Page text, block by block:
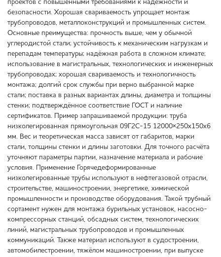
проектов с повышенными требованиями к надёжности и
безопасности. Хорошая свариваемость упрощает монтаж
трубопроводов, металлоконструкций и промышленных систем.
Основные преимущества: прочность выше, чем у обычной
углеродистой стали; устойчивость к механическим нагрузкам и
перепадам температуры; надёжная работа в сложном климате;
использование в магистральных, технологических и инженерных
трубопроводах; хорошая свариваемость и технологичность
монтажа; долгий срок службы при верно выбранной марке
стали; поставка в разных вариантах длины, диаметра и толщины
стенки; подтверждённое соответствие ГОСТ и наличие
сертификатов. Пример запрашиваемой продукции: труба
низколегированная прямоугольная 09Г2С-15 12000×250х150х6
мм. Вес и теоретическая масса зависят от габаритов, марки
стали, толщины стенки и длины заготовки. Для точного расчёта
уточняют параметры партии, назначение материала и рабочие
условия. Применение Горячедеформированные
низколегированные трубы используют в нефтегазовой отрасли,
строительстве, машиностроении, энергетике, химической
промышленности и производстве оборудования. Такой трубный
сортамент нужен для монтажа бурильных установок, насосно-
компрессорных станций, обсадных систем, технологических
линий, магистральных трубопроводов и промышленных
коммуникаций. Также материал используют в судостроении,
автомобилестроении, тяжёлом машиностроении, при выпуске